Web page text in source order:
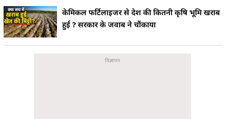
केमिकल फर्टिलाइजर से देश की कितनी कृषि भूमि खराब
हुई ? सरकार के जवाब ने चौंकाया